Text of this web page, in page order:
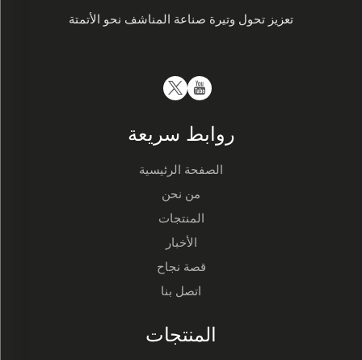
تعزيز تحول وتيرة صناعة المناشف نحو الأتمتة
روابط سريعة
الصفحة الرئيسية
من نحن
المنتجات
الأخبار
قصة نجاح
اتصل بنا
المنتجات